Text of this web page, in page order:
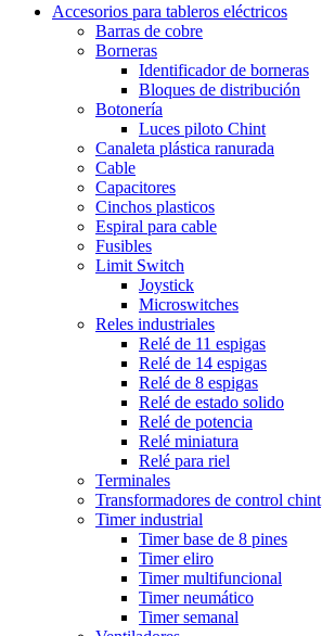
Accesorios para tableros eléctricos
Barras de cobre
Borneras
Identificador de borneras
Bloques de distribución
Botonería
Luces piloto Chint
Canaleta plástica ranurada
Cable
Capacitores
Cinchos plasticos
Espiral para cable
Fusibles
Limit Switch
Joystick
Microswitches
Reles industriales
Relé de 11 espigas
Relé de 14 espigas
Relé de 8 espigas
Relé de estado solido
Relé de potencia
Relé miniatura
Relé para riel
Terminales
Transformadores de control chint
Timer industrial
Timer base de 8 pines
Timer eliro
Timer multifuncional
Timer neumático
Timer semanal